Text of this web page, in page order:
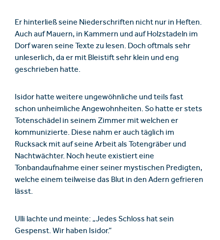
Er hinterließ seine Niederschriften nicht nur in Heften.
Auch auf Mauern, in Kammern und auf Holzstadeln im
Dorf waren seine Texte zu lesen. Doch oftmals sehr
unleserlich, da er mit Bleistift sehr klein und eng
geschrieben hatte.
Isidor hatte weitere ungewöhnliche und teils fast
schon unheimliche Angewohnheiten. So hatte er stets
Totenschädel in seinem Zimmer mit welchen er
kommunizierte. Diese nahm er auch täglich im
Rucksack mit auf seine Arbeit als Totengräber und
Nachtwächter. Noch heute existiert eine
Tonbandaufnahme einer seiner mystischen Predigten,
welche einem teilweise das Blut in den Adern gefrieren
lässt.
Ulli lachte und meinte: „Jedes Schloss hat sein
Gespenst. Wir haben Isidor.“